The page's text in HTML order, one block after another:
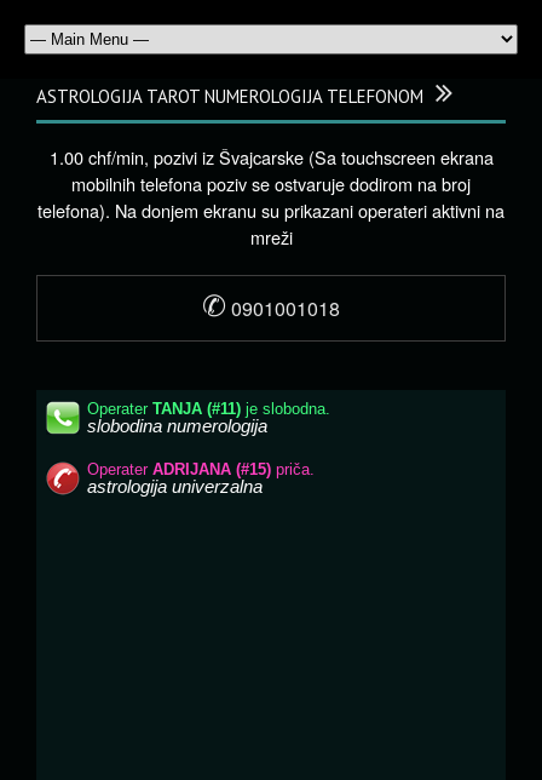
ASTROLOGIJA TAROT NUMEROLOGIJA TELEFONOM
1.00 chf/min, pozivi iz Švajcarske (Sa touchscreen ekrana
mobilnih telefona poziv se ostvaruje dodirom na broj
telefona). Na donjem ekranu su prikazani operateri aktivni na
mreži
✆ 0901001018